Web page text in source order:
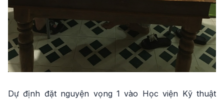
Dự định đặt nguyện vọng 1 vào Học viện Kỹ thuật